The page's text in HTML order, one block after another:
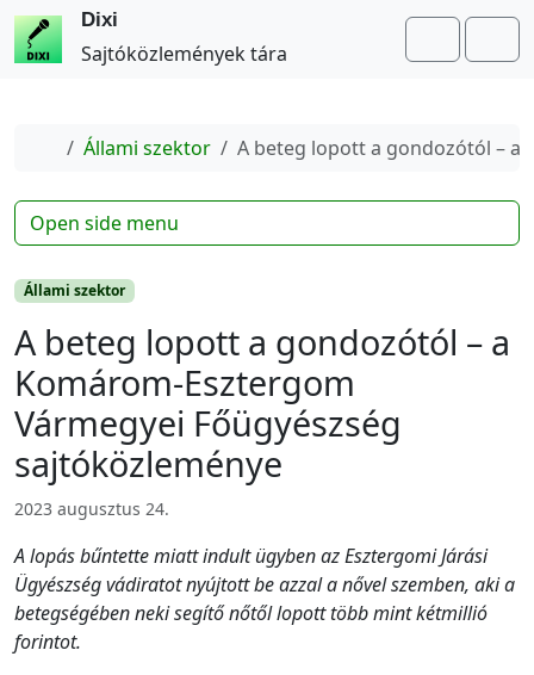
Dixi
Sajtóközlemények tára
Home
Állami szektor A beteg lopott a gondozótól – a
Állami szektor
A beteg lopott a gondozótól – a
Komárom-Esztergom
Vármegyei Főügyészség
sajtóközleménye
2023 augusztus 24.
A lopás bűntette miatt indult ügyben az Esztergomi Járási
Ügyészség vádiratot nyújtott be azzal a nővel szemben, aki a
betegségében neki segítő nőtől lopott több mint kétmillió
forintot.
Open side menu